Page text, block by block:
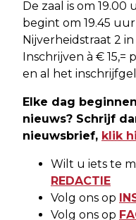
De zaal is om
begint om 19.45
Nijverheidstraat 2
Inschrijven à €
en al het
Elke dag
nieuws? Schrijf
nieuwsbrief, klik
Wilt u iets te
REDACTIE
Volg ons op
Volg ons op